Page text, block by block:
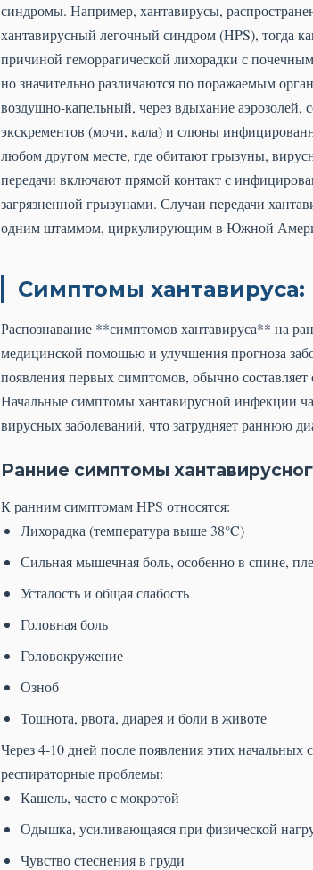
синдромы. Например, хантавирусы,
хантавирусный легочный синдром (HPS), тогда
причиной геморрагической лихорадки с
но значительно различаются по поражаемым
воздушно-капельный, через вдыхание
экскрементов (мочи, кала) и слюны
любом другом месте, где обитают грызуны,
передачи включают прямой контакт с
загрязненной грызунами. Случаи передачи
одним штаммом, циркулирующим в Южной
Симптомы
Распознавание **симптомов хантавируса** на
медицинской помощью и улучшения прогноза
появления первых симптомов, обычно составляет
Начальные симптомы хантавирусной инфекции
вирусных заболеваний, что затрудняет раннюю
Ранние симптомы
К ранним симптомам HPS относятся:
Лихорадка (температура выше 38°C)
Сильная мышечная боль, особенно в спине,
Усталость и общая слабость
Головная боль
Головокружение
Озноб
Тошнота, рвота, диарея и боли в животе
Через 4-10 дней после появления этих начальных
респираторные проблемы:
Кашель, часто с мокротой
Одышка, усиливающаяся при физической
Чувство стеснения в груди